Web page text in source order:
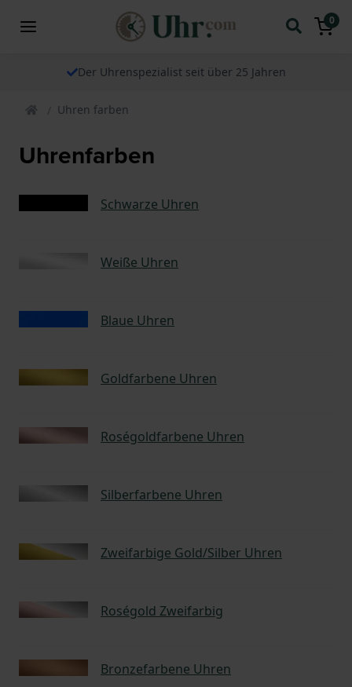
0
Der Uhrenspezialist seit über 25 Jahren
Uhren farben
Uhrenfarben
Schwarze Uhren
Weiße Uhren
Blaue Uhren
Goldfarbene Uhren
Roségoldfarbene Uhren
Silberfarbene Uhren
Zweifarbige Gold/Silber Uhren
Roségold Zweifarbig
Bronzefarbene Uhren